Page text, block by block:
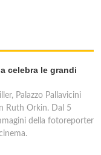
celebra le grandi
Palazzo Pallavicini
Ruth Orkin. Dal 5
della fotoreporter